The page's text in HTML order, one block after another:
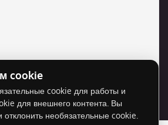
карты нужно разрешить
для внешнего контента.
Разрешить cookie
cookie
cookie для работы и
для внешнего контента. Вы
необязательные cookie.